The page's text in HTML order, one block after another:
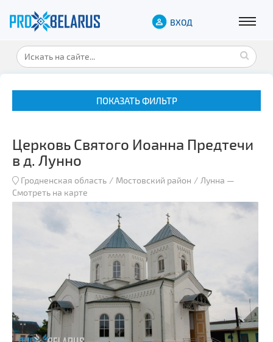
ВХОД
ПОКАЗАТЬ ФИЛЬТР
Военная история
Гражданская архитектура
Спортивные сооружения
Производства
Ратуши
Родовые усадьбы
Церковь Святого Иоанна Предтечи
в д. Лунно
Гродненская область Мостовский район Лунна —
Смотреть на карте